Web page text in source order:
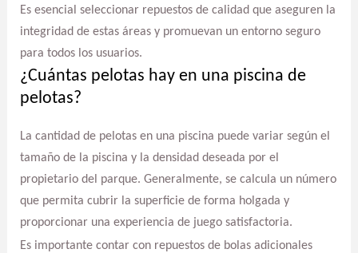
Es esencial seleccionar repuestos de calidad que aseguren la
integridad de estas áreas y promuevan un entorno seguro
para todos los usuarios.
¿Cuántas pelotas hay en una piscina de
pelotas?
La cantidad de pelotas en una piscina puede variar según el
tamaño de la piscina y la densidad deseada por el
propietario del parque. Generalmente, se calcula un número
que permita cubrir la superficie de forma holgada y
proporcionar una experiencia de juego satisfactoria.
Es importante contar con repuestos de bolas adicionales